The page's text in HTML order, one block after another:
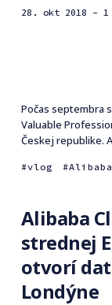
28. okt 2018 - 1
Počas septembra
Valuable
Českej republike.
vlog
Alibaba
strednej
otvorí
Londýne